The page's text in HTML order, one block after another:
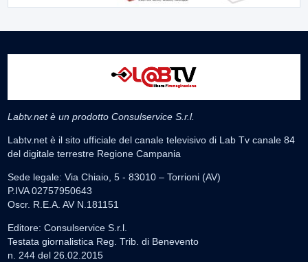
Labtv.net è un prodotto Consulservice S.r.l.
Labtv.net è il sito ufficiale del canale televisivo di Lab Tv canale 84
del digitale terrestre Regione Campania
Sede legale: Via Chiaio, 5 - 83010 – Torrioni (AV)
P.IVA 02757950643
Oscr. R.E.A. AV N.181151
Editore: Consulservice S.r.l.
Testata giornalistica Reg. Trib. di Benevento
n. 244 del 26.02.2015